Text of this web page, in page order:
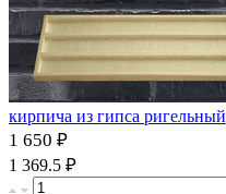
кирпича из гипса ригельный
1 650 ₽
1 369.5 ₽